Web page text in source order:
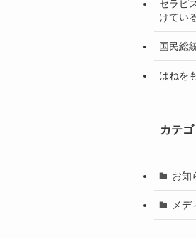
セラピ
けてい
国民総
はねを
カテ
お知
メデ